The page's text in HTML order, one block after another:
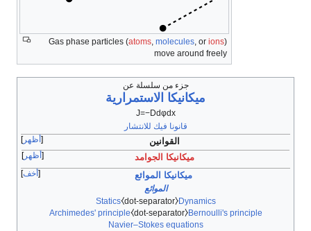
Gas phase particles (atoms, molecules, or ions)
move around freely
جزء من سلسلة عن
ميكانيكا الاستمرارية
J=−Ddφdx
قانونا فيك للانتشار
أظهر
القوانين
أظهر ميكانيكا الجوامد
أخف ميكانيكا الموائع
الموائع
Statics⧼dot-separator⧽Dynamics
Archimedes' principle⧼dot-separator⧽Bernoulli's principle
Navier–Stokes equations